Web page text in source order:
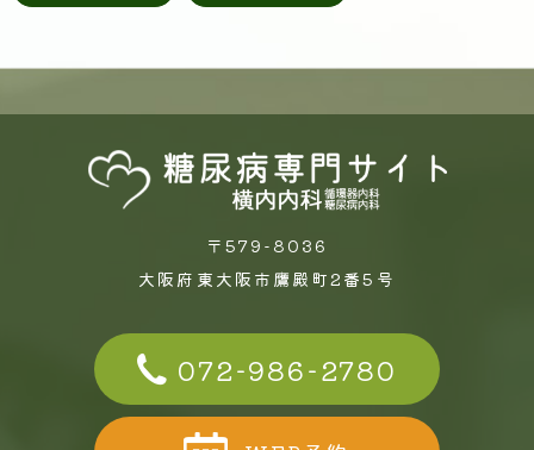
〒579-8036
大阪府東大阪市鷹殿町2番5号
072-986-2780